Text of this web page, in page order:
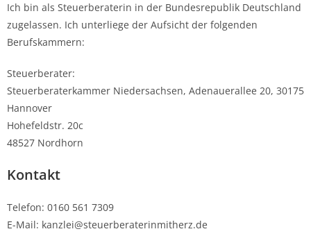
Ich bin als Steuerberaterin in der Bundesrepublik Deutschland
zugelassen. Ich unterliege der Aufsicht der folgenden
Berufskammern:
Steuerberater:
Steuerberaterkammer Niedersachsen, Adenauerallee 20, 30175
Hannover
Hohefeldstr. 20c
48527 Nordhorn
Kontakt
Telefon: 0160 561 7309
E-Mail: kanzlei@steuerberaterinmitherz.de